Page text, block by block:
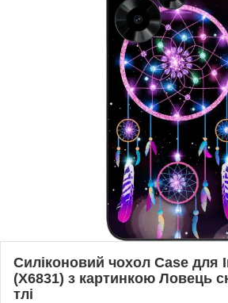
Силіконовий чохол Case для
(X6831) з картинкою Ловець
тлі